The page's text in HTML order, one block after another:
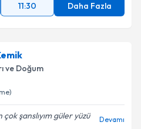
11:30 Daha Fazla
ve Doğum
çok şanslıyım güler yüzü
Devamı